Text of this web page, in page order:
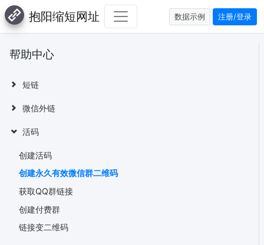
抱阳缩短网址 数据示例 注册/登录
帮助中心
短链
微信外链
活码
创建活码
创建永久有效微信群二维码
获取QQ群链接
创建付费群
链接变二维码